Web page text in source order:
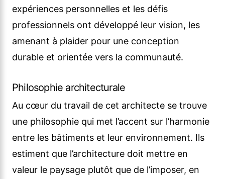
expériences personnelles et les défis
professionnels ont développé leur vision, les
amenant à plaider pour une conception
durable et orientée vers la communauté.
Philosophie architecturale
Au cœur du travail de cet architecte se trouve
une philosophie qui met l’accent sur l’harmonie
entre les bâtiments et leur environnement. Ils
estiment que l’architecture doit mettre en
valeur le paysage plutôt que de l’imposer, en